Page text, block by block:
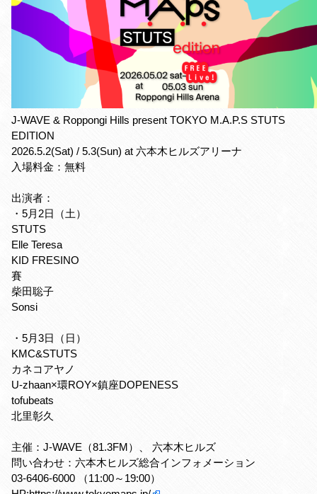
J-WAVE & Roppongi Hills present TOKYO M.A.P.S STUTS
EDITION
2026.5.2(Sat) / 5.3(Sun) at 六本木ヒルズアリーナ
入場料金：無料
出演者：
・5月2日（土）
STUTS
Elle Teresa
KID FRESINO
賽
柴田聡子
Sonsi
・5月3日（日）
KMC&STUTS
カネコアヤノ
U-zhaan×環ROY×鎮座DOPENESS
tofubeats
北里彰久
主催：J-WAVE（81.3FM）、 六本木ヒルズ
問い合わせ：六本木ヒルズ総合インフォメーション
03-6406-6000 （11:00～19:00）